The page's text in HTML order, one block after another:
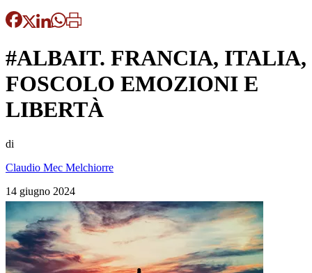
#ALBAIT. FRANCIA, ITALIA,
FOSCOLO EMOZIONI E
LIBERTÀ
di
Claudio Mec Melchiorre
14 giugno 2024